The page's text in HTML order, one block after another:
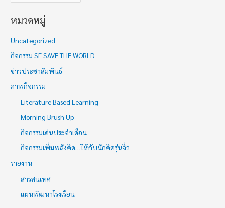
หมวดหมู่
Uncategorized
กิจกรรม SF SAVE THE WORLD
ข่าวประชาสัมพันธ์
ภาพกิจกรรม
Literature Based Learning
Morning Brush Up
กิจกรรมเด่นประจำเดือน
กิจกรรมเพิ่มพลังคิด…ให้กับนักคิดรุ่นจิ๋ว
รายงาน
สารสนเทศ
แผนพัฒนาโรงเรียน